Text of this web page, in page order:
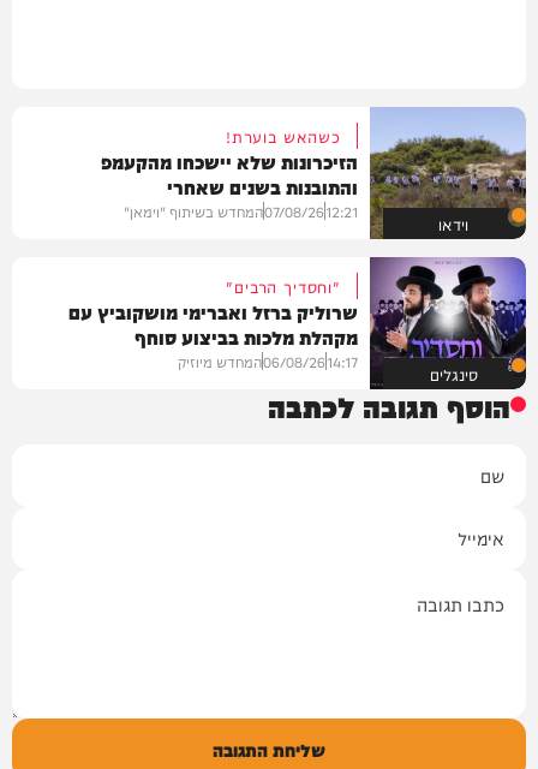
וידאו
כשהאש בוערת!
הזיכרונות שלא יישכחו מהקעמפ
והתובנות בשנים שאחרי
12:21
07/08/26המחדש בשיתוף "וימאן"
סינגלים
"וחסדיך הרבים"
שרוליק ברזל ואברימי מושקוביץ עם
מקהלת מלכות בביצוע סוחף
14:17
06/08/26המחדש מיוזיק
הוסף תגובה לכתבה
שליחת התגובה